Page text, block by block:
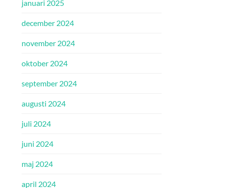
januari 2025
december 2024
november 2024
oktober 2024
september 2024
augusti 2024
juli 2024
juni 2024
maj 2024
april 2024